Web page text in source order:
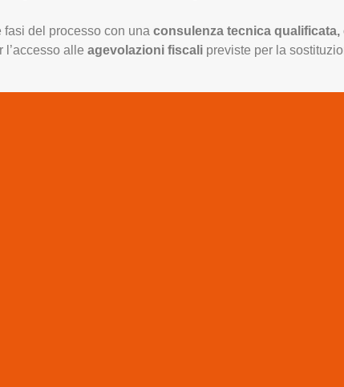
del processo con una consulenza tecnica
l’accesso alle agevolazioni fiscalipreviste per la